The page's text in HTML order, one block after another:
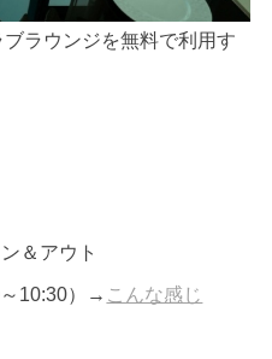
ラウンジを無料で利用す
＆アウト
10:30）→ こんな感じ